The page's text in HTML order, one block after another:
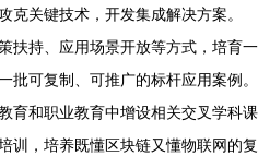
克关键技术，开发集成解决方案。
扶持、应用场景开放等方式，培育一
批可复制、可推广的标杆应用案例。
育和职业教育中增设相关交叉学科课
训，培养既懂区块链又懂物联网的复